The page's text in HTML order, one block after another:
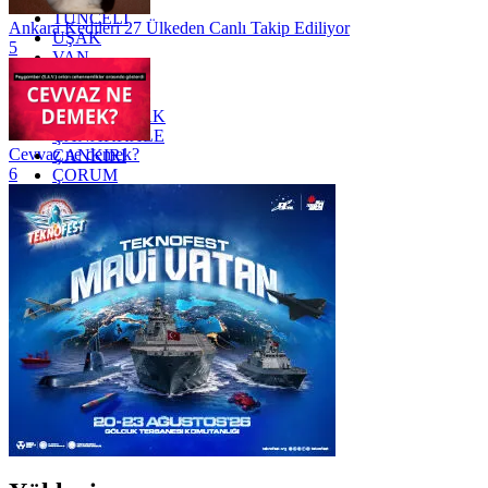
TUNCELİ
UŞAK
VAN
YALOVA
YOZGAT
ZONGULDAK
ÇANAKKALE
ÇANKIRI
ÇORUM
İSTANBUL
İZMİR
ŞANLIURFA
ŞIRNAK
Ankara Kedileri 27 Ülkeden Canlı Takip Ediliyor
5
Cevvaz ne demek?
6